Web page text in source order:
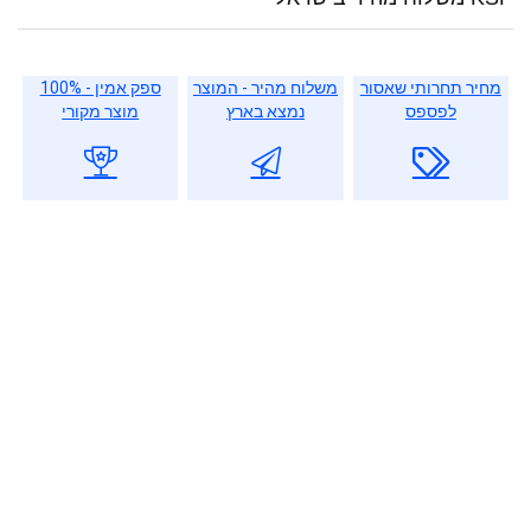
מחיר תחרותי שאסור
לפספס
משלוח מהיר - המוצר
נמצא בארץ
ספק אמין - 100%
מוצר מקורי